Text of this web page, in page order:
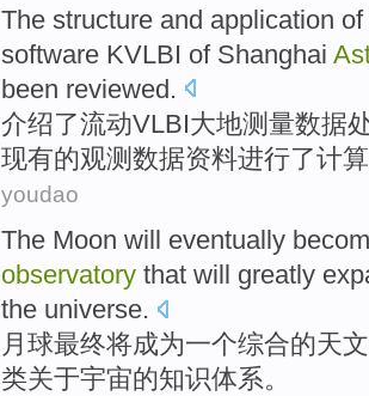
The structure and application of
software KVLBI of Shanghai
been reviewed.
介绍了流动VLBI大地测量数据
现有的观测 数据资料进行了计
youdao
The Moon will eventually
observatory that will greatly
the universe.
月球最终将成为一个综合的天文
类关于宇宙的知识体系。